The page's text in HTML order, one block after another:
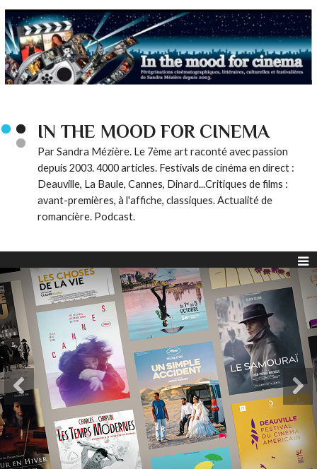
IN THE MOOD FOR CINEMA
Par Sandra Mézière. Le 7ème art raconté avec passion
depuis 2003. 4000 articles. Festivals de cinéma en direct :
Deauville, La Baule, Cannes, Dinard...Critiques de films :
avant-premières, à l'affiche, classiques. Actualité de
romancière. Podcast.